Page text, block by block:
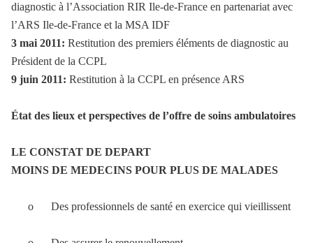
diagnostic à l’Association RIR Ile-de-France en partenariat avec
l’ARS Ile-de-France et la MSA IDF
3 mai 2011: Restitution des premiers éléments de diagnostic au
Président de la CCPL
9 juin 2011: Restitution à la CCPL en présence ARS
État des lieux et perspectives de l’offre de soins ambulatoires
LE CONSTAT DE DEPART
MOINS DE MEDECINS POUR PLUS DE MALADES
o Des professionnels de santé en exercice qui vieillissent